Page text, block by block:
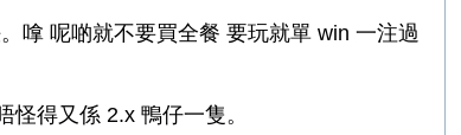
嗱 呢啲就不要買全餐 要玩就單 win 一注過
得又係 2.x 鴨仔一隻。